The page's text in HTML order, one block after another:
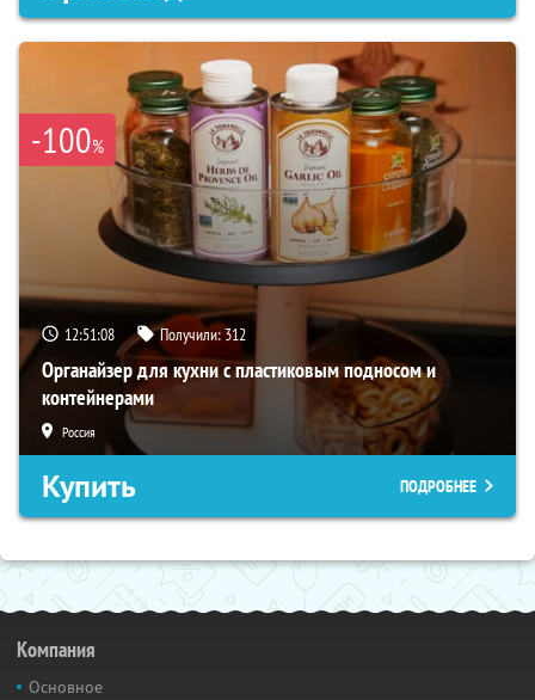
-100%
12:51:07 Получили: 312
Органайзер для кухни с пластиковым подносом и
контейнерами
Россия
Купить ПОДРОБНЕЕ
Компания
Основное